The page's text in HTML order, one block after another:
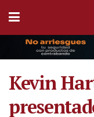
Kevin